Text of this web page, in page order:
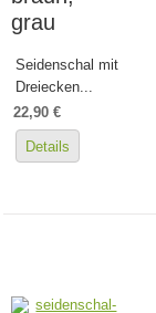
grau
Seidenschal mit
Dreiecken...
22,90 €
Details